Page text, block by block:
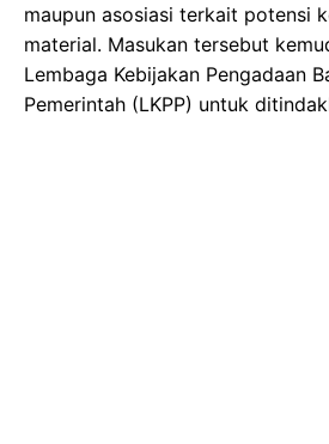
maupun asosiasi terkait potensi
material. Masukan tersebut
Lembaga Kebijakan Pengadaan
Pemerintah (LKPP) untuk